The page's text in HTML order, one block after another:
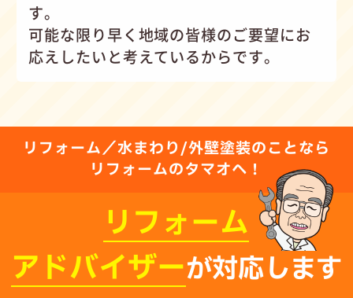
す。
可能な限り早く地域の皆様のご要望にお
応えしたいと考えているからです。
リフォーム／水まわり/外壁塗装のことなら
リフォームのタマオへ！
リフォーム
アドバイザーが対応します